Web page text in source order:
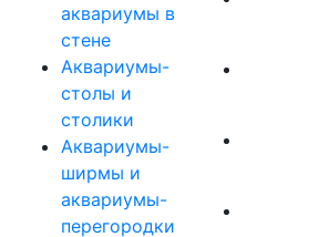
аквариумы в
стене
Аквариумы-
столы и
столики
Аквариумы-
ширмы и
аквариумы-
перегородки